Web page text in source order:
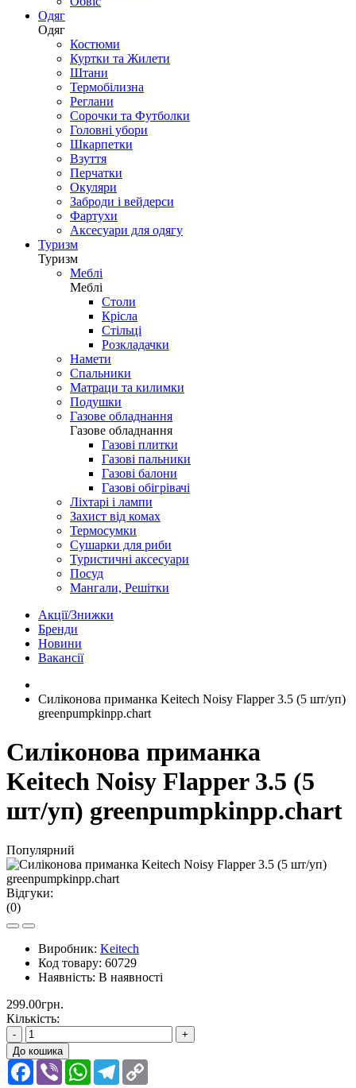
Одяг
Одяг
Костюми
Куртки та Жилети
Штани
Термобілизна
Реглани
Сорочки та Футболки
Головні убори
Шкарпетки
Взуття
Перчатки
Окуляри
Заброди і вейдерси
Фартухи
Аксесуари для одягу
Туризм
Туризм
Меблі
Меблі
Столи
Крісла
Стільці
Розкладачки
Намети
Спальники
Матраци та килимки
Подушки
Газове обладнання
Газове обладнання
Газові плитки
Газові пальники
Газові балони
Газові обігрівачі
Ліхтарі і лампи
Захист від комах
Термосумки
Сушарки для риби
Туристичні аксесуари
Посуд
Мангали, Решітки
Акції/Знижки
Бренди
Новини
Вакансії
Силіконова приманка Keitech Noisy Flapper 3.5 (5 шт/уп)
greenpumpkinpp.chart
Силіконова приманка
Keitech Noisy Flapper 3.5 (5
шт/уп) greenpumpkinpp.chart
Популярний
Відгуки:
(0)
Виробник: Keitech
Код товару: 60729
Наявність: В наявності
299.00грн.
Кількість:
-
+
До кошика
Facebook
Viber WhatsApp
Telegram